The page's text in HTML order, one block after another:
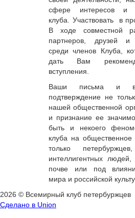
сфере интересов и
клуба. Участвовать
в
В ходе совместной
партнеров, друзей и
среди членов Клуба,
дать Вам
вступления.
Ваши письма и
подтверждение не
нашей общественной
и признание ее
быть и некоего
клуба на общественное
только
интеллигентных
почве или под
мира и российской
2026 © Всемирный клуб петербуржцев
Сделано в Union